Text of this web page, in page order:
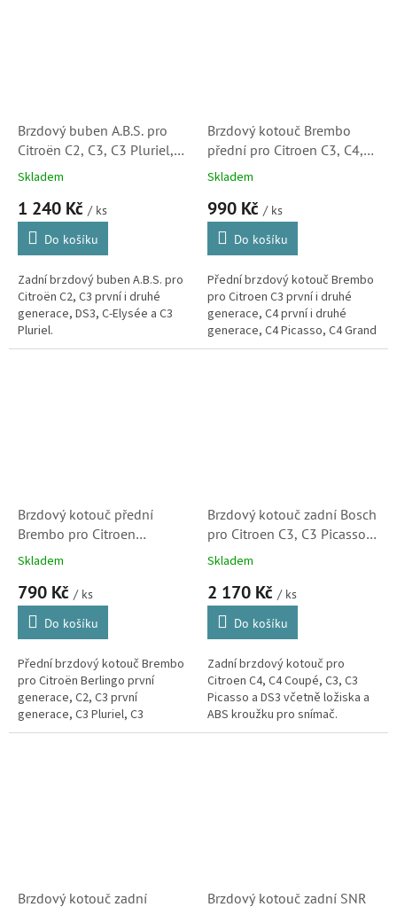
Brzdový buben A.B.S. pro
Citroën C2, C3, C3 Pluriel,
Skladem
1 240 Kč / ks
Do košíku
Zadní brzdový buben A.B.S. pro
Citroën C2, C3 první i druhé
generace, DS3, C-Elysée a C3
Pluriel.
Brzdový kotouč Brembo
přední pro Citroen C3, C4,
C4 Picasso, C5, Berlingo,
4246W2, 4249J6)
Skladem
990 Kč / ks
Do košíku
Přední brzdový kotouč Brembo
pro Citroen C3 první i druhé
generace, C4 první i druhé
generace, C4 Picasso, C4 Grand
Picasso, C5 první generace,
Brzdový kotouč přední
Brembo pro Citroen
Berlingo, C2. C3, C4, C5,
(4246W1, 09869514,
09869511)
Skladem
790 Kč / ks
Do košíku
Přední brzdový kotouč Brembo
pro Citroën Berlingo první
generace, C2, C3 první
generace, C3 Pluriel, C3
Picasso, C4 první i druhé
Brzdový kotouč zadní Bosch
pro Citroen C3, C3 Picasso,
C4, DS3 (424919,
Skladem
2 170 Kč / ks
Do košíku
Zadní brzdový kotouč pro
Citroen C4, C4 Coupé, C3, C3
Picasso a DS3 včetně ložiska a
ABS kroužku pro snímač.
Značka Bosch je dodavatelem
Brzdový kotouč zadní Brzdový kotouč zadní SNR